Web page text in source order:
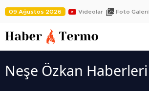
09 Ağustos 2026 Videolar Foto
Neşe Özkan Haberleri